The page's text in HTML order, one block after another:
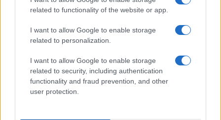
related to functionality of the website or app.
I want to allow Google to enable storage
related to personalization.
I want to allow Google to enable storage
related to security, including authentication
functionality and fraud prevention, and other
user protection.
Giuseppe Conte in commissione Covid: le rivelazioni su
mascherine e finanziamenti
Francesca Galli · 7 Ago 2026